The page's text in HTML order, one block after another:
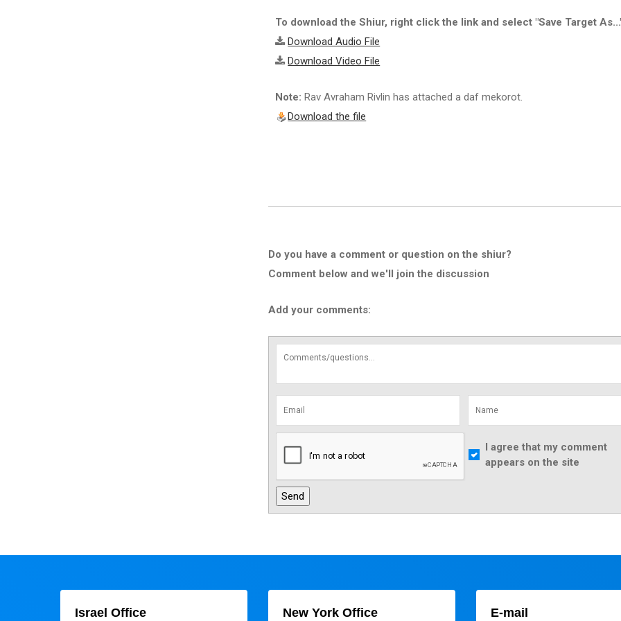
To download the Shiur, right click the link and select "Save Target
Download Audio File
Download Video File
Note: Rav Avraham Rivlin has attached a daf mekorot.
Download the file
Do you have a comment or question on the shiur?
Comment below and we'll join the discussion
Add your comments:
I agree that my comment
appears on the site
Israel Office New York Office E-mail